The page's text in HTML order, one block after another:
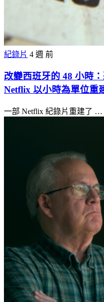
紀錄片 4 週 前
改變西班牙的 48 小時
Netflix 以小時為單位重
一部 Netflix 紀錄片重建了 …